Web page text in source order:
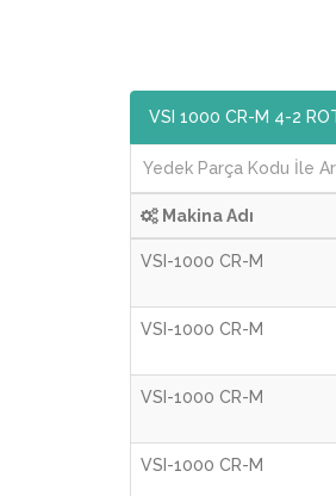
VSI 1000 CR-M 4-2
Makina Adı
VSI-1000 CR-M
VSI-1000 CR-M
VSI-1000 CR-M
VSI-1000 CR-M